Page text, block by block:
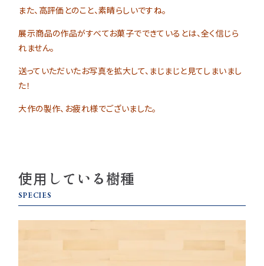
また、高評価とのこと、素晴らしいですね。
展示商品の作品がすべてお菓子でできているとは、全く信じら
れません。
送っていただいたお写真を拡大して、まじまじと見てしまいまし
た！
大作の製作、お疲れ様でございました。
使用している樹種
SPECIES